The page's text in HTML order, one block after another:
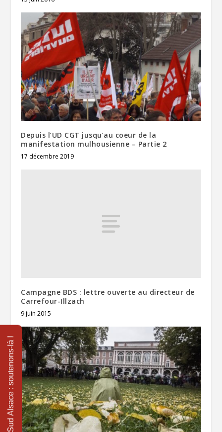
Depuis l’UD CGT jusqu’au coeur de la
manifestation mulhousienne – Partie 2
17 décembre 2019
Campagne BDS : lettre ouverte au directeur de
Carrefour-Illzach
9 juin 2015